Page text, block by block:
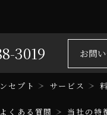
3019 お問
セプト サービス
よくある質問 当社の特